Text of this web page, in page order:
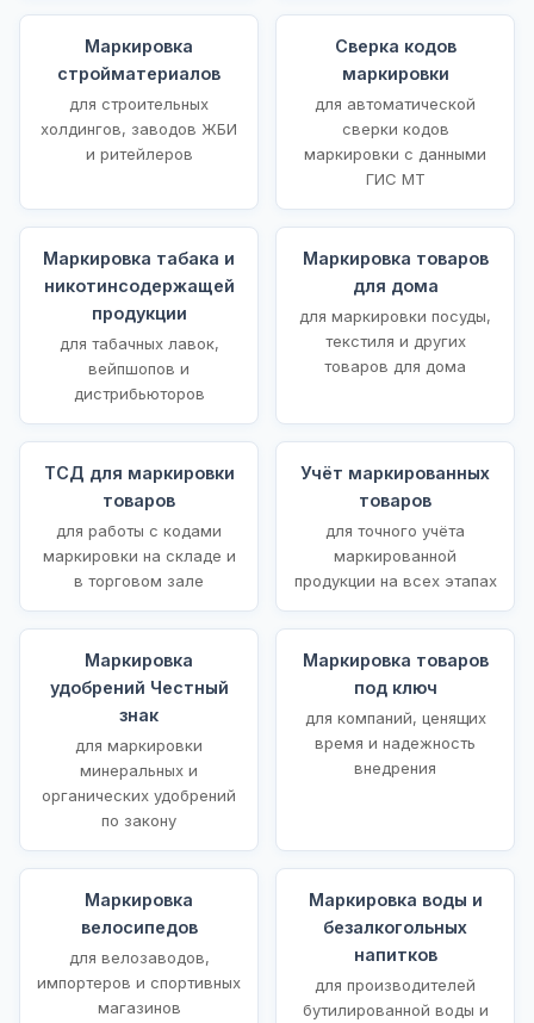
Маркировка
стройматериалов
для строительных
холдингов, заводов ЖБИ
и ритейлеров
Сверка кодов
маркировки
для автоматической
сверки кодов
маркировки с данными
ГИС МТ
Маркировка табака и
никотинсодержащей
продукции
для табачных лавок,
вейпшопов и
дистрибьюторов
Маркировка товаров
для дома
для маркировки посуды,
текстиля и других
товаров для дома
ТСД для маркировки
товаров
для работы с кодами
маркировки на складе и
в торговом зале
Учёт маркированных
товаров
для точного учёта
маркированной
продукции на всех этапах
Маркировка
удобрений Честный
знак
для маркировки
минеральных и
органических удобрений
по закону
Маркировка товаров
под ключ
для компаний, ценящих
время и надежность
внедрения
Маркировка
велосипедов
для велозаводов,
импортеров и спортивных
магазинов
Маркировка воды и
безалкогольных
напитков
для производителей
бутилированной воды и